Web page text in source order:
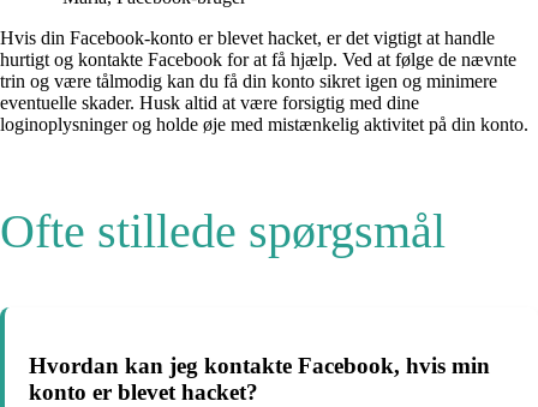
Hvis din Facebook-konto er blevet hacket, er det vigtigt at handle
hurtigt og kontakte Facebook for at få hjælp. Ved at følge de nævnte
trin og være tålmodig kan du få din konto sikret igen og minimere
eventuelle skader. Husk altid at være forsigtig med dine
loginoplysninger og holde øje med mistænkelig aktivitet på din konto.
Ofte stillede spørgsmål
Hvordan kan jeg kontakte Facebook, hvis min
konto er blevet hacket?